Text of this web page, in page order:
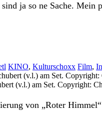
ja so ne Sache.
KINO, Kulturschoxx Film,
(v.l.) am Set. Copyright:
von „Roter